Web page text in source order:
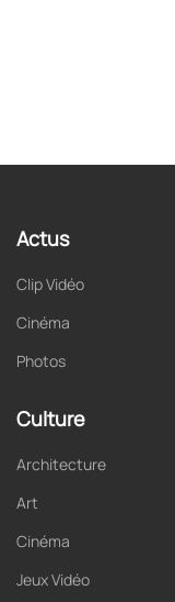
Actus
Clip Vidéo
Cinéma
Photos
Culture
Architecture
Art
Cinéma
Jeux Vidéo